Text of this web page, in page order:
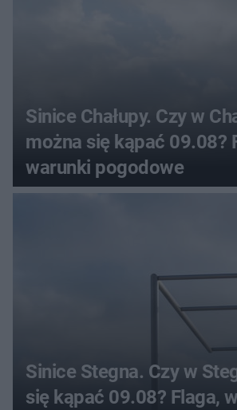
Sinice Chałupy. Czy w
można się kąpać 09.08?
warunki pogodowe
Sinice Stegna. Czy w
się kąpać 09.08? Flaga,